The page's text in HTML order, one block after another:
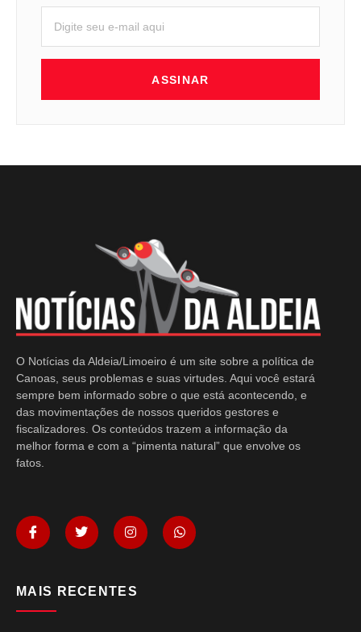
ASSINAR
O Notícias da Aldeia/Limoeiro é um site sobre a política de
Canoas, seus problemas e suas virtudes. Aqui você estará
sempre bem informado sobre o que está acontecendo, e
das movimentações de nossos queridos gestores e
fiscalizadores. Os conteúdos trazem a informação da
melhor forma e com a “pimenta natural” que envolve os
fatos.
MAIS RECENTES